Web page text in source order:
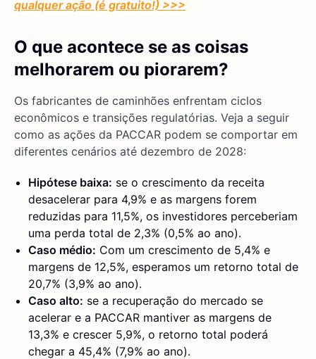
qualquer ação (é gratuito!) >>>
O que acontece se as coisas
melhorarem ou piorarem?
Os fabricantes de caminhões enfrentam ciclos
econômicos e transições regulatórias. Veja a seguir
como as ações da PACCAR podem se comportar em
diferentes cenários até dezembro de 2028:
Hipótese baixa: se o crescimento da receita
desacelerar para 4,9% e as margens forem
reduzidas para 11,5%, os investidores perceberiam
uma perda total de 2,3% (0,5% ao ano).
Caso médio: Com um crescimento de 5,4% e
margens de 12,5%, esperamos um retorno total de
20,7% (3,9% ao ano).
Caso alto: se a recuperação do mercado se
acelerar e a PACCAR mantiver as margens de
13,3% e crescer 5,9%, o retorno total poderá
chegar a 45,4% (7,9% ao ano).